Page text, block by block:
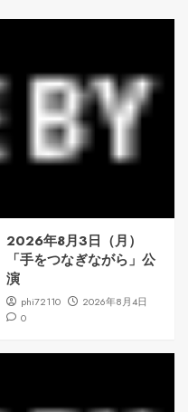
2026年8月3日（月）
「手をつなぎながら」公
演
phi72110
2026年8月4日
0